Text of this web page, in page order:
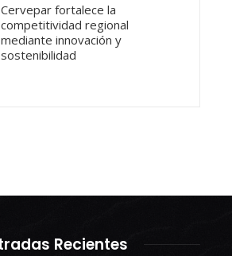
Cervepar fortalece la
competitividad regional
mediante innovación y
sostenibilidad
Recientes